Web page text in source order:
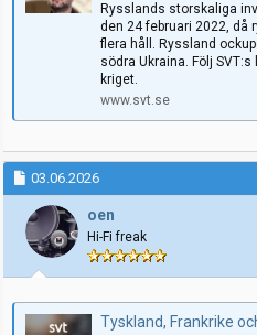
Rysslands storskaliga
den 24 februari 2022, då
flera håll. Ryssland
södra Ukraina. Följ
kriget.
www.svt.se
03.06.2026
oen
Hi-Fi freak
Tyskland, Frankrike och Storbritannien vill